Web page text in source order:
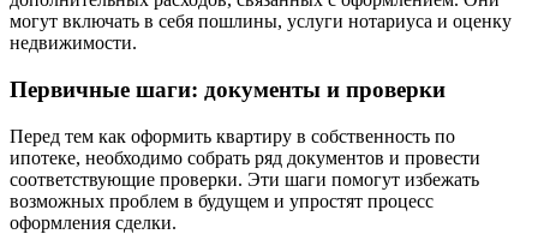
могут включать в себя пошлины, услуги нотариуса и оценку
недвижимости.
Первичные шаги: документы и проверки
Перед тем как оформить квартиру в собственность по
ипотеке, необходимо собрать ряд документов и провести
соответствующие проверки. Эти шаги помогут избежать
возможных проблем в будущем и упростят процесс
оформления сделки.